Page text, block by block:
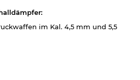
im Kal. 4,5 mm und 5,5